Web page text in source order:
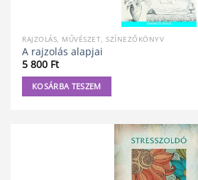
RAJZOLÁS, MŰVÉSZET, SZÍNEZŐKÖNYV
A rajzolás alapjai
5 800 Ft
KOSÁRBA TESZEM